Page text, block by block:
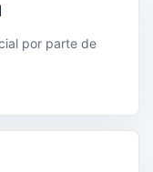
por parte de